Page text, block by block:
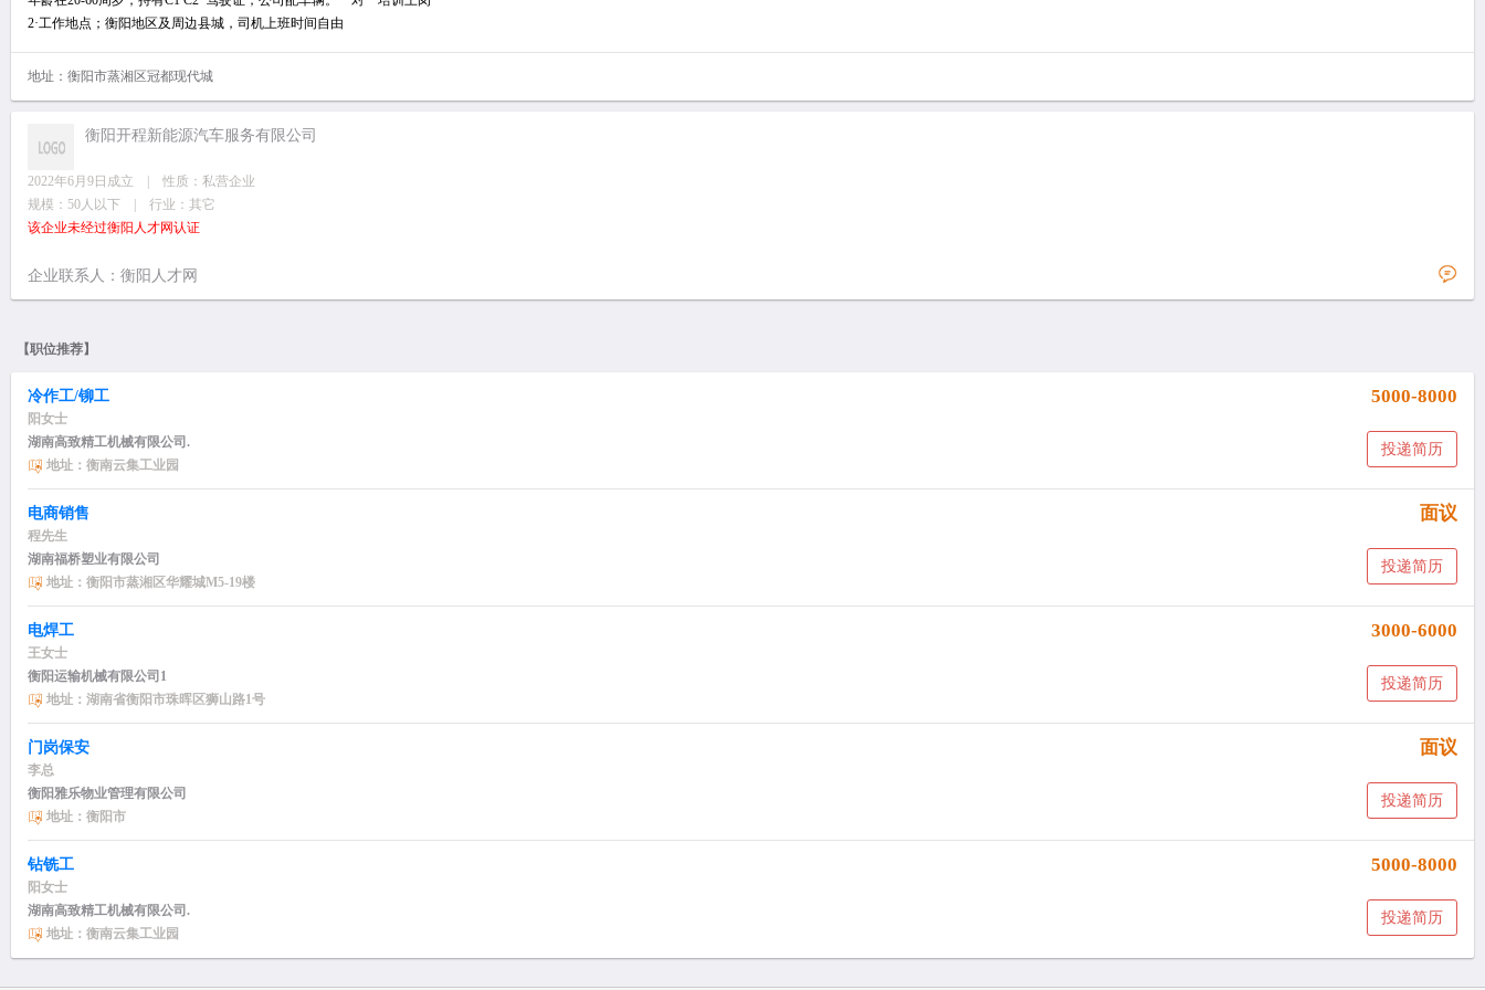
2·工作地点；衡阳地区及周边县城，司机上班时间自由
地址：衡阳市蒸湘区冠都现代城
衡阳开程新能源汽车服务有限公司
2022年6月9日成立 | 性质：私营企业
规模：50人以下 | 行业：其它
该企业未经过衡阳人才网认证
企业联系人：衡阳人才网
【职位推荐】
冷作工/铆工 5000-8000
阳女士
投递简历
湖南高致精工机械有限公司.
地址：衡南云集工业园
电商销售 面议
程先生
投递简历
湖南福桥塑业有限公司
地址：衡阳市蒸湘区华耀城M5-19楼
电焊工 3000-6000
王女士
投递简历
衡阳运输机械有限公司1
地址：湖南省衡阳市珠晖区狮山路1号
门岗保安 面议
李总
投递简历
衡阳雅乐物业管理有限公司
地址：衡阳市
钻铣工 5000-8000
阳女士
投递简历
湖南高致精工机械有限公司.
地址：衡南云集工业园